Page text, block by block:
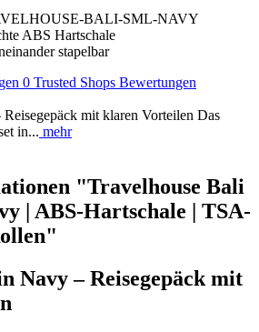
BALI-SML-NAVY
ABS Hartschale
stapelbar
0 Trusted Shops Bewertungen
mit klaren Vorteilen Das
in... mehr
"Travelhouse Bali
| ABS-Hartschale | TSA-
Navy – Reisegepäck mit